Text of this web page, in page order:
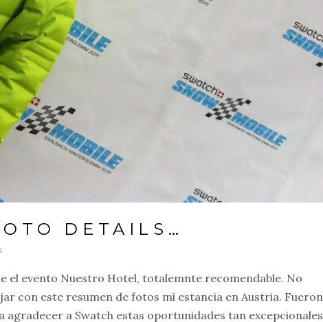
DETAILS…
el evento Nuestro Hotel, totalemnte recomendable. No
con este resumen de fotos mi estancia en Austria. Fueron
a Swatch estas oportunidades tan excepcionales